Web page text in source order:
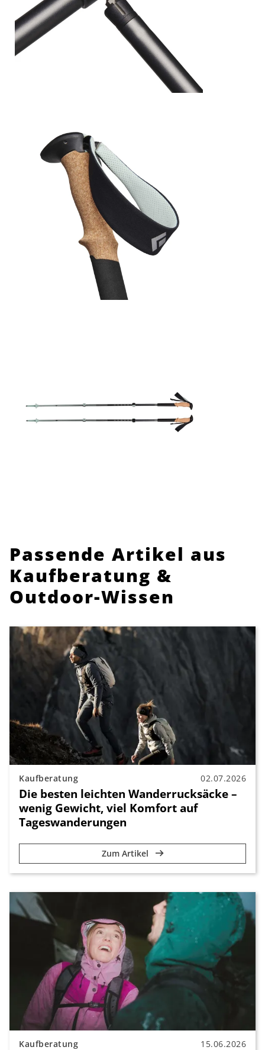
Passende Artikel aus
Kaufberatung &
Outdoor-Wissen
Kaufberatung 02.07.2026
Die besten leichten Wanderrucksäcke –
wenig Gewicht, viel Komfort auf
Tageswanderungen
Zum Artikel
Kaufberatung 15.06.2026